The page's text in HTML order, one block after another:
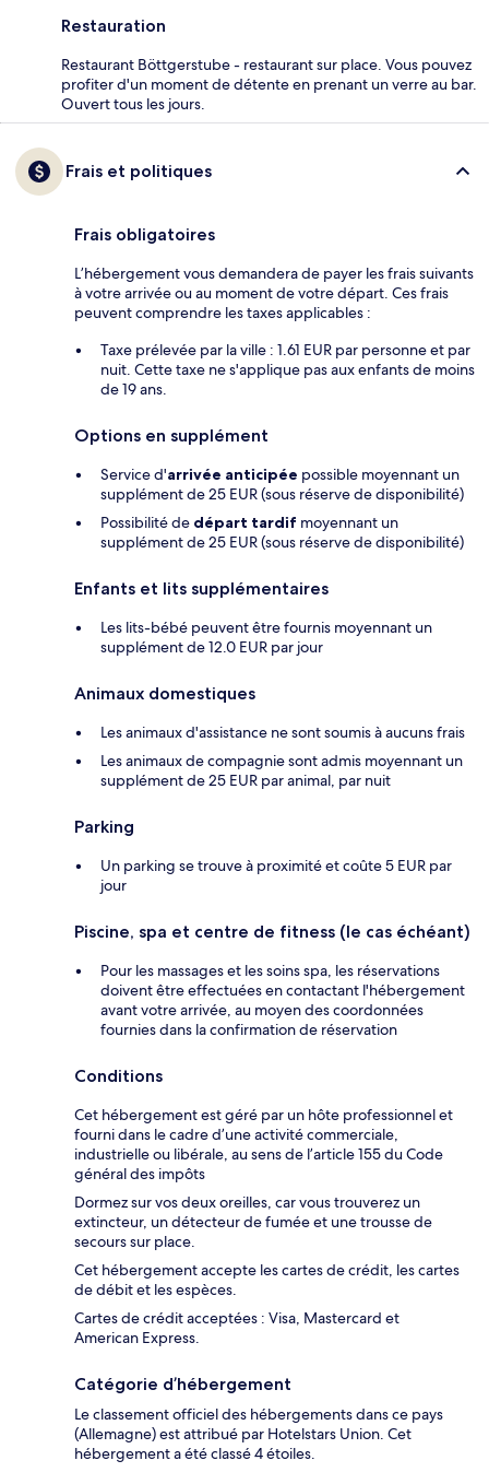
Restauration
Restaurant Böttgerstube - restaurant sur place. Vous pouvez
profiter d'un moment de détente en prenant un verre au bar.
Ouvert tous les jours.
Frais et politiques
Frais obligatoires
L’hébergement vous demandera de payer les frais suivants
à votre arrivée ou au moment de votre départ. Ces frais
peuvent comprendre les taxes applicables :
Taxe prélevée par la ville : 1.61 EUR par personne et par
nuit. Cette taxe ne s'applique pas aux enfants de moins
de 19 ans.
Options en supplément
Service d'arrivée anticipée possible moyennant un
supplément de 25 EUR (sous réserve de disponibilité)
Possibilité de départ tardif moyennant un
supplément de 25 EUR (sous réserve de disponibilité)
Enfants et lits supplémentaires
Les lits-bébé peuvent être fournis moyennant un
supplément de 12.0 EUR par jour
Animaux domestiques
Les animaux d'assistance ne sont soumis à aucuns frais
Les animaux de compagnie sont admis moyennant un
supplément de 25 EUR par animal, par nuit
Parking
Un parking se trouve à proximité et coûte 5 EUR par
jour
Piscine, spa et centre de fitness (le cas échéant)
Pour les massages et les soins spa, les réservations
doivent être effectuées en contactant l'hébergement
avant votre arrivée, au moyen des coordonnées
fournies dans la confirmation de réservation
Conditions
Cet hébergement est géré par un hôte professionnel et
fourni dans le cadre d’une activité commerciale,
industrielle ou libérale, au sens de l’article 155 du Code
général des impôts
Dormez sur vos deux oreilles, car vous trouverez un
extincteur, un détecteur de fumée et une trousse de
secours sur place.
Cet hébergement accepte les cartes de crédit, les cartes
de débit et les espèces.
Cartes de crédit acceptées : Visa, Mastercard et
American Express.
Catégorie d’hébergement
Le classement officiel des hébergements dans ce pays
(Allemagne) est attribué par Hotelstars Union. Cet
hébergement a été classé 4 étoiles.